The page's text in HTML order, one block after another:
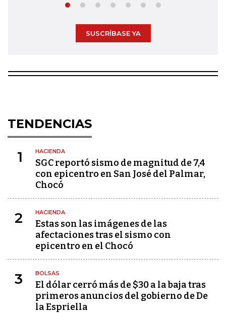
SUSCRÍBASE YA
TENDENCIAS
1 HACIENDA
SGC reportó sismo de magnitud de 7,4
con epicentro en San José del Palmar,
Chocó
2 HACIENDA
Estas son las imágenes de las
afectaciones tras el sismo con
epicentro en el Chocó
3 BOLSAS
El dólar cerró más de $30 a la baja tras
primeros anuncios del gobierno de De
la Espriella